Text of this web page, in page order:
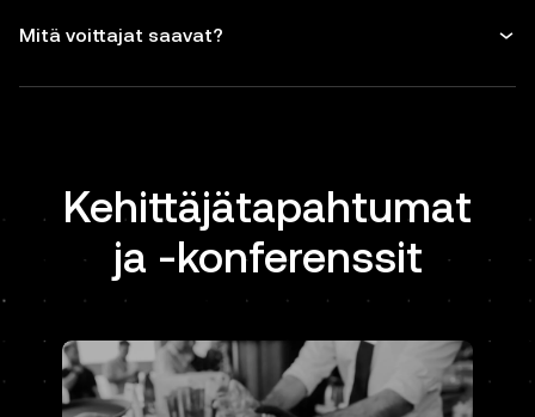
Mitä voittajat saavat?
Kehittäjätapahtumat
ja -konferenssit